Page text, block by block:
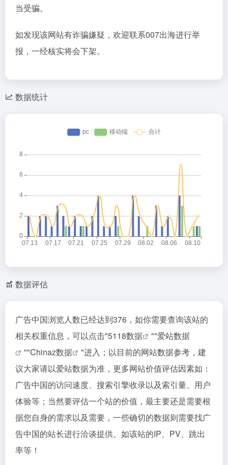
当受骗。
如发现该网站有诈骗嫌疑，欢迎联系007出海进行举
报，一经核实将会下架。
数据统计
数据评估
广告中国浏览人数已经达到376，如你需要查询该站的
相关权重信息，可以点击"5118数据 ""爱站数据
""Chinaz数据
"进入；以目前的网站数据参考，建
议大家请以爱站数据为准，更多网站价值评估因素如：
广告中国的访问速度、搜索引擎收录以及索引量、用户
体验等；当然要评估一个站的价值，最主要还是需要根
据您自身的需求以及需要，一些确切的数据则需要找广
告中国的站长进行洽谈提供。如该站的IP、PV、跳出
率等！